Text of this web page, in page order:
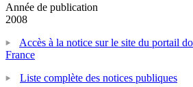
Année de publication
2008
Accès à la notice sur le site du portail
France
Liste complète des notices publiques